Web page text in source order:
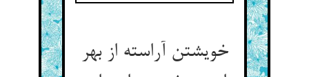
خویشتن آراسته از بهر